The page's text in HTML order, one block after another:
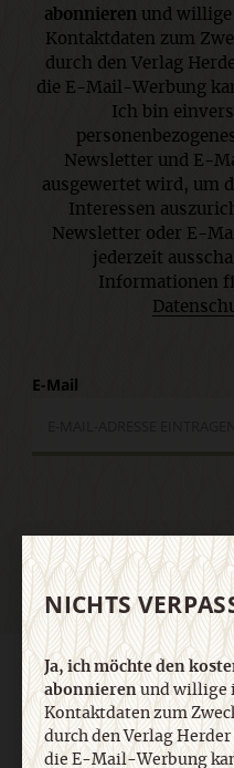
abonnieren und willige
Kontaktdaten zum
durch den Verlag
die E-Mail-Werbung
Ich bin
Newsletter und E-
ausgewertet wird, um
Interessen
Newsletter oder E-
jederzeit
Informationen
E-Mail
AGB und Widerrufsbelehrung
NICHTS
Ja, ich möchte den
abonnierenund willige
Kontaktdaten zum
durch den Verlag
die E-Mail-Werbung